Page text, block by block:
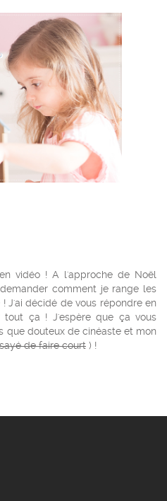
vidéo ! A l'approche de Noël
comment je range les
J'ai décidé de vous répondre en
tout ça ! J'espère que ça vous
que douteux de cinéaste et mon
de faire court ) !